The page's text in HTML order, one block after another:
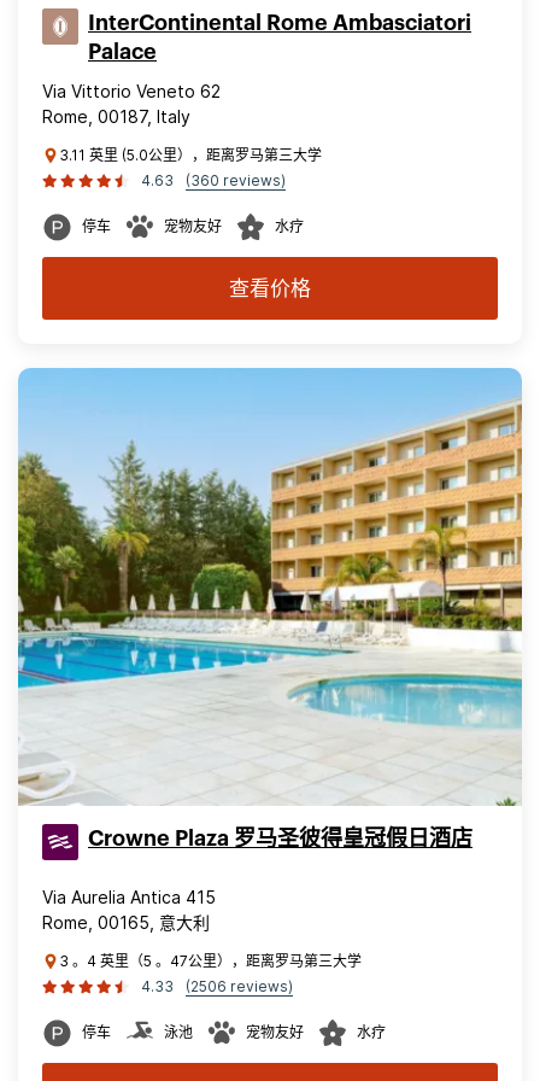
InterContinental Rome Ambasciatori
Palace
Via Vittorio Veneto 62
Rome, 00187, Italy
3.11 英里 (5.0公里），距离罗马第三大学
4.63
(360 reviews)
停车 宠物友好 水疗
查看价格
Crowne Plaza 罗马圣彼得皇冠假日酒店
Via Aurelia Antica 415
Rome, 00165, 意大利
3 。4 英里（5 。47公里），距离罗马第三大学
4.33
(2506 reviews)
停车 泳池 宠物友好 水疗